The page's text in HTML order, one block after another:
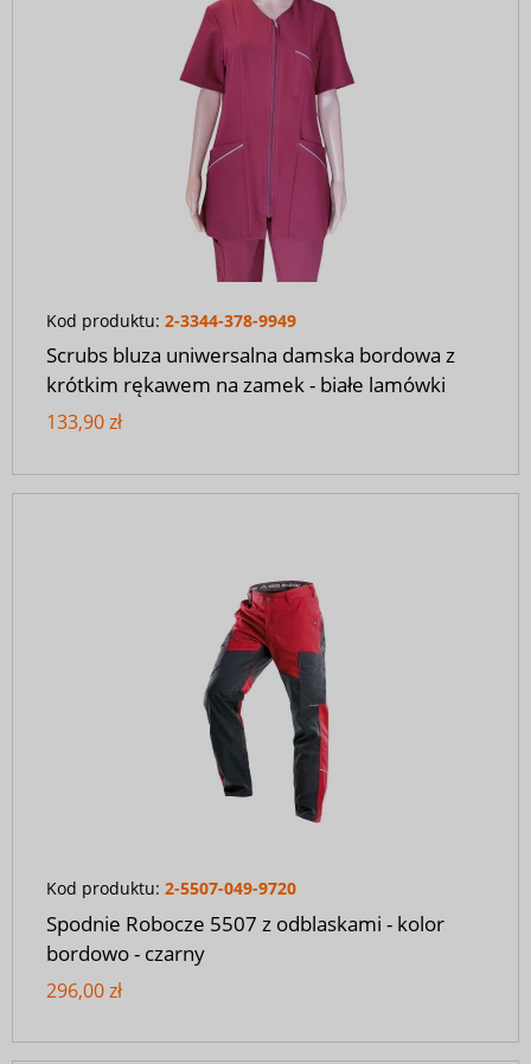
Kod produktu: 2-3344-378-9949
Scrubs bluza uniwersalna damska bordowa z
krótkim rękawem na zamek - białe lamówki
133,90 zł
Kod produktu: 2-5507-049-9720
Spodnie Robocze 5507 z odblaskami - kolor
bordowo - czarny
296,00 zł